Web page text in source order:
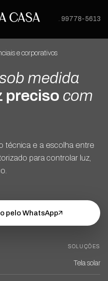
31 99778-5613
e corporativos
medida
preciso com
técnica e a escolha entre
para controlar luz,
pelo WhatsApp
SOLUÇÕES
Tela solar